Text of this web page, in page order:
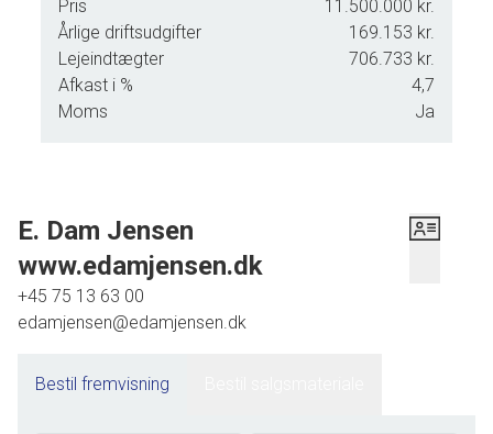
Pris
11.500.000 kr.
Årlige driftsudgifter
169.153 kr.
Lejeindtægter
706.733 kr.
Afkast i %
4,7
Moms
Ja
E. Dam Jensen
www.edamjensen.dk
+45 75 13 63 00
edamjensen@edamjensen.dk
Bestil fremvisning